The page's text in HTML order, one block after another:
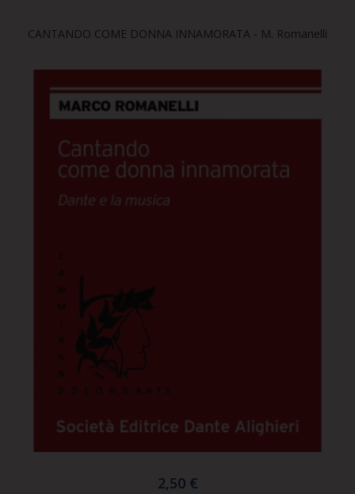
CANTANDO COME DONNA INNAMORATA - M. Romanelli
2,50 €